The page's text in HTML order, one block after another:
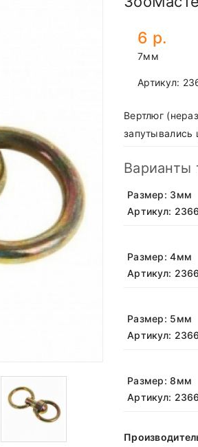
6 р.
7мм
Артикул:
Вертлюг
запутывались
Варианты
Размер: 3мм
Артикул:
Размер: 4мм
Артикул:
Размер: 5мм
Артикул:
Размер: 8мм
Артикул: